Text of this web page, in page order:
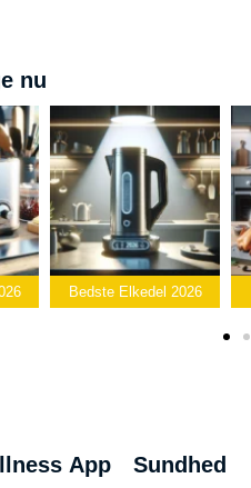
nu
Bedste Airfryer 2026
App Sundhed